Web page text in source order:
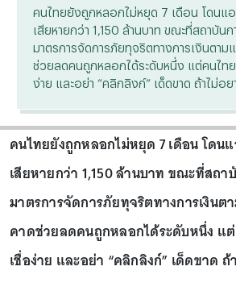
คนไทยยังถูกหลอกไม่หยุด 7 เดือน โดนแ
เสียหายกว่า 1,150 ล้านบาท ขณะที่สถาบันก
มาตรการจัดการภัยทุจริตทางการเงินตาม
ช่วยลดคนถูกหลอกได้ระดับหนึ่ง แต่คนไท
ง่าย และอย่า “คลิกลิงก์” เด็ดขาด ถ้าไม่อ
คนไทยยังถูกหลอกไม่หยุด 7 เดือน โดน
เสียหายกว่า 1,150 ล้านบาท ขณะที่สถา
มาตรการจัดการภัยทุจริตทางการเงินต
คาดช่วยลดคนถูกหลอกได้ระดับหนึ่ง แ
เชื่อง่าย และอย่า “คลิกลิงก์” เด็ดขาด